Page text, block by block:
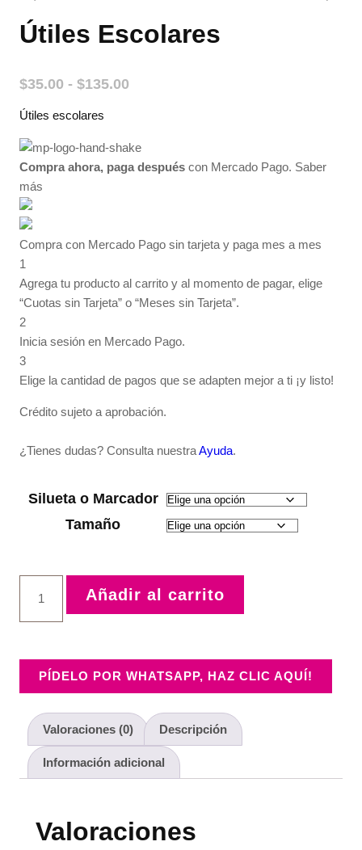
Útiles Escolares
$35.00 - $135.00
Útiles escolares
Compra ahora, paga después con Mercado Pago. Saber
más
Compra con Mercado Pago sin tarjeta y paga mes a mes
1
Agrega tu producto al carrito y al momento de pagar, elige
“Cuotas sin Tarjeta” o “Meses sin Tarjeta”.
2
Inicia sesión en Mercado Pago.
3
Elige la cantidad de pagos que se adapten mejor a ti ¡y listo!
Crédito sujeto a aprobación.
¿Tienes dudas? Consulta nuestraAyuda.
Silueta o Marcador
Tamaño
Añadir al carrito
PÍDELO POR WHATSAPP, HAZ CLIC AQUÍ!
Valoraciones (0) Descripción
Información adicional
Valoraciones